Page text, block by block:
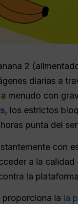
2
diarias a
menudo con
, los estrictos
punta del
con
a la
la
proporciona la la